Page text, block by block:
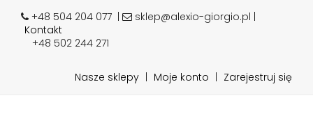
+48 504 204 077
sklep@alexio-giorgio.pl |
Kontakt
+48 502 244 271
Nasze sklepy Moje konto Zarejestruj się